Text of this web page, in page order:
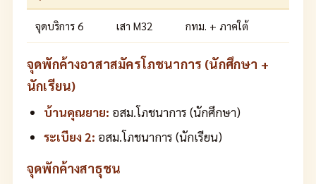
จุดบริการ 6 เสา M32 กทม. + ภาคใต้
จุดพักค้างอาสาสมัครโภชนาการ (นักศึกษา +
นักเรียน)
บ้านคุณยาย: อสม.โภชนาการ (นักศึกษา)
ระเบียง 2: อสม.โภชนาการ (นักเรียน)
จุดพักค้างสาธุชน